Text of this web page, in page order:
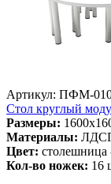
Артикул: ПФМ-
Стол круглый
Размеры:
Материалы:
Цвет: столешница
Кол-во ножек: 16